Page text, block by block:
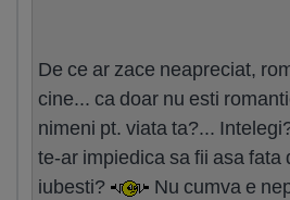
De ce ar zace neapreciat,
cine... ca doar nu esti
nimeni pt. viata ta?...
te-ar impiedica sa fii asa fata
iubesti?
Nu cumva e